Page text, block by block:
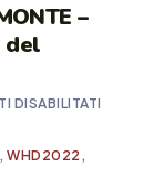
–
del
DISABILITATI
,WHD2022,